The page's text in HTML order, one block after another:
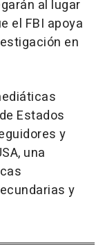
al lugar
el FBI apoya
en
Estados
y
una
y